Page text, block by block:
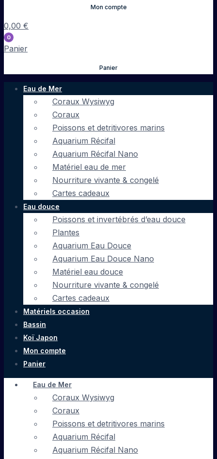
Mon compte
0,00 €
0
Panier
Panier
Eau de Mer
Coraux Wysiwyg
Coraux
Poissons et detritivores marins
Aquarium Récifal
Aquarium Récifal Nano
Matériel eau de mer
Nourriture vivante & congelé
Cartes cadeaux
Eau douce
Poissons et invertébrés d’eau douce
Plantes
Aquarium Eau Douce
Aquarium Eau Douce Nano
Matériel eau douce
Nourriture vivante & congelé
Cartes cadeaux
Matériels occasion
Bassin
Koï Japon
Mon compte
Panier
Eau de Mer
Coraux Wysiwyg
Coraux
Poissons et detritivores marins
Aquarium Récifal
Aquarium Récifal Nano